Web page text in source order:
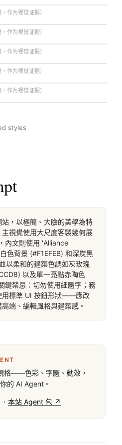
作为视觉证据）
作为视觉证据）
作为视觉证据）
作为视觉证据）
作为视觉证据）
styles
，以極簡、大膽的美學為特
視覺使用大尺度客製幾何展
內文則使用 'Alliance
色背景 (#F1EFEB) 和深炭黑
以柔和的建築色調如灰玫瑰
以及單一亮點赤陶色
鍵禁忌：切勿使用細體字；務
用標準 UI 按鈕形狀——應改
端、編輯風格與建築感。
格——色彩、字體、動效，
的 AI Agent。
· 本站 Agent 包 ↗